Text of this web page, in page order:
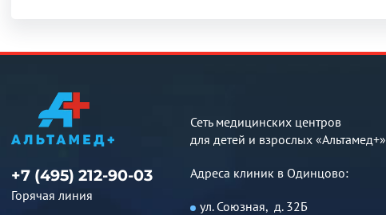
+7 (495) 212-90-03
Горячая линия
Сеть медицинских центров
для детей и взрослых «Альтамед+»
Адреса клиник в Одинцово:
ул. Союзная, д. 32Б